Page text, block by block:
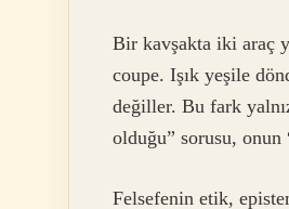
Bir kavşakta iki araç
coupe. Işık yeşile
değiller. Bu fark
olduğu” sorusu, onun
Felsefenin etik,